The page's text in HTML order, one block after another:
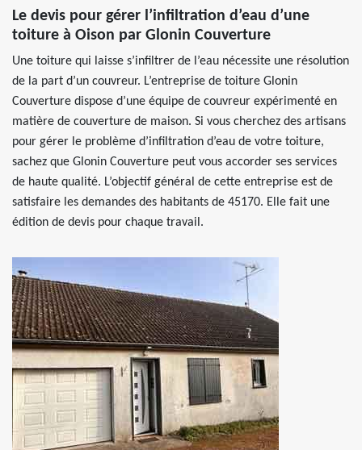
Le devis pour gérer l’infiltration d’eau d’une
toiture à Oison par Glonin Couverture
Une toiture qui laisse s’infiltrer de l’eau nécessite une résolution
de la part d’un couvreur. L’entreprise de toiture Glonin
Couverture dispose d’une équipe de couvreur expérimenté en
matière de couverture de maison. Si vous cherchez des artisans
pour gérer le problème d’infiltration d’eau de votre toiture,
sachez que Glonin Couverture peut vous accorder ses services
de haute qualité. L’objectif général de cette entreprise est de
satisfaire les demandes des habitants de 45170. Elle fait une
édition de devis pour chaque travail.